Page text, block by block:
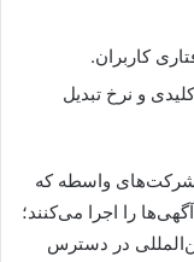
کاربران.
و نرخ تبدیل
شرکت‌های واسطه که
را اجرا می‌کنند؛
در دسترس